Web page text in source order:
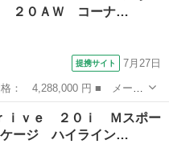
２０ＡＷ コーナ…
提携サイト 7月27日
レード名： ｘＤｒｉｖ
２０ＡＷ コーナーセンサ
ｉｖｅ ２０ｉ Ｍスポー
ケージ ハイライン…